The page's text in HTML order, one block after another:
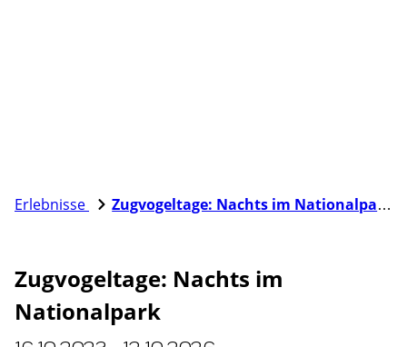
Erlebnisse Zugvogeltage: Nachts im Nationalpark
Zugvogeltage: Nachts im
Nationalpark